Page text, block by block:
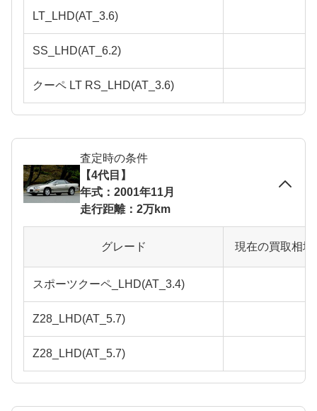
LT_LHD(AT_3.6)
SS_LHD(AT_6.2)
クーペ LT RS_LHD(AT_3.6)
査定時の条件
【4代目】
年式：2001年11月
走行距離：2万km
グレード 現在の買取相
スポーツクーペ_LHD(AT_3.4)
Z28_LHD(AT_5.7)
Z28_LHD(AT_5.7)